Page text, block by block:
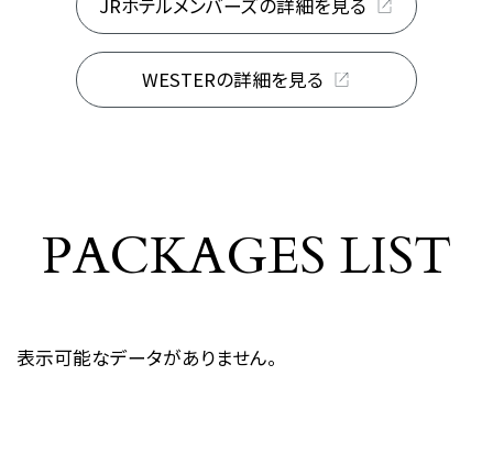
JRホテルメンバーズの詳細を見る
WESTERの詳細を見る
プラン一覧
PACKAGES LIST
表示可能なデータがありません。